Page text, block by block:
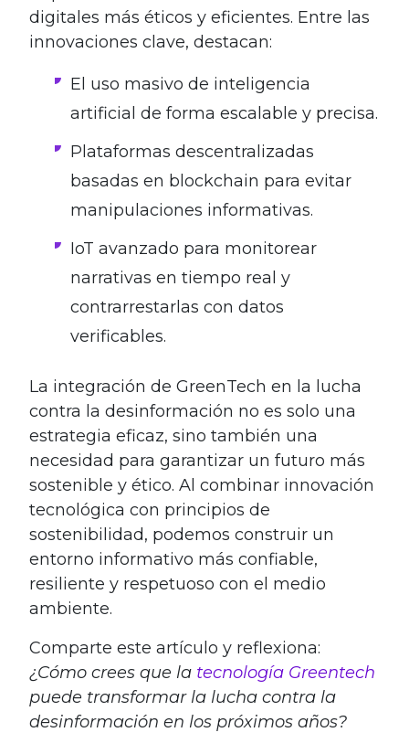
digitales más éticos y eficientes. Entre las
innovaciones clave, destacan:
El uso masivo de inteligencia
artificial de forma escalable y precisa.
Plataformas descentralizadas
basadas en blockchain para evitar
manipulaciones informativas.
IoT avanzado para monitorear
narrativas en tiempo real y
contrarrestarlas con datos
verificables.
La integración de GreenTech en la lucha
contra la desinformación no es solo una
estrategia eficaz, sino también una
necesidad para garantizar un futuro más
sostenible y ético. Al combinar innovación
tecnológica con principios de
sostenibilidad, podemos construir un
entorno informativo más confiable,
resiliente y respetuoso con el medio
ambiente.
Comparte este artículo y reflexiona:
¿Cómo crees que la tecnología Greentech
puede transformar la lucha contra la
desinformación en los próximos años?